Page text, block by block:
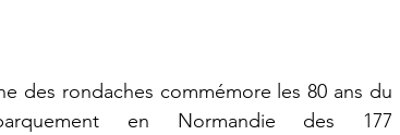
des rondaches commémore les 80 ans du
en Normandie des 177